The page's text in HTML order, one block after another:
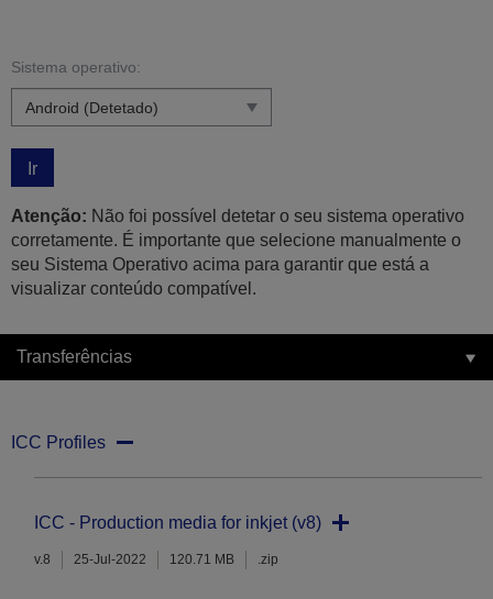
Sistema operativo:
Ir
Atenção: Não foi possível detetar o seu sistema operativo
corretamente. É importante que selecione manualmente o
seu Sistema Operativo acima para garantir que está a
visualizar conteúdo compatível.
Transferências
ICC Profiles
ICC - Production media for inkjet (v8)
v.8 25-Jul-2022 120.71 MB .zip